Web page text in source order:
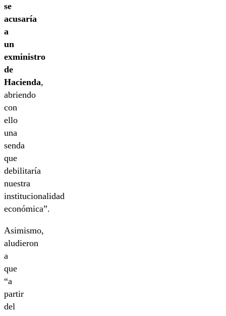
se
acusaría
a
un
exministro
de
Hacienda,
abriendo
con
ello
una
senda
que
debilitaría
nuestra
institucionalidad
económica”.
Asimismo,
aludieron
a
que
“a
partir
del